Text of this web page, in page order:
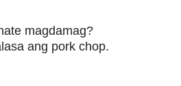
magdamag?
ang pork chop.